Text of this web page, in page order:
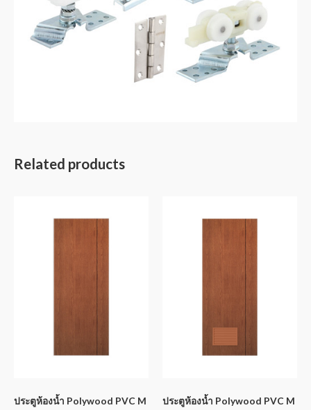
Related products
ประตูห้องน้ำ Polywood PVC M ประตูห้องน้ำ Polywood PVC M